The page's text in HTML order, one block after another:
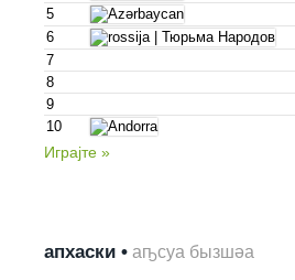
5
6
7
8
9
10
Играјте »
апхаски • аҧсуа бызшәа